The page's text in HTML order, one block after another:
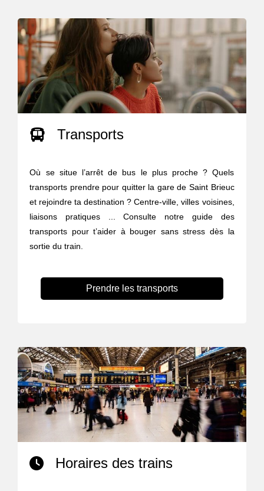
Transports
Où se situe l’arrêt de bus le plus proche ? Quels
transports prendre pour quitter la gare de Saint Brieuc
et rejoindre ta destination ? Centre-ville, villes voisines,
liaisons pratiques ... Consulte notre guide des
transports pour t’aider à bouger sans stress dès la
sortie du train.
Prendre les transports
Horaires des trains